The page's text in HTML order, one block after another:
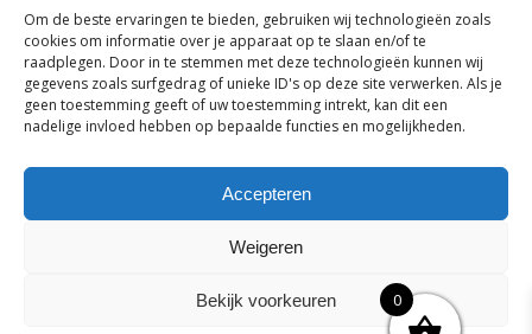
Om de beste ervaringen te bieden, gebruiken wij technologieën zoals
cookies om informatie over je apparaat op te slaan en/of te
raadplegen. Door in te stemmen met deze technologieën kunnen wij
gegevens zoals surfgedrag of unieke ID's op deze site verwerken. Als je
geen toestemming geeft of uw toestemming intrekt, kan dit een
nadelige invloed hebben op bepaalde functies en mogelijkheden.
Accepteren
Weigeren
Bekijk voorkeuren
© 2026 Van der Bel Las en Radiateurenbedrijf.
Privacyverklaring|Cookiebeleid|Retourbeleid|
Algemene voorwaarden voor consumenten
algemene voorwaarden
Disclaimer
genoemd. Geen officiële samenwerking tenzij anders
0